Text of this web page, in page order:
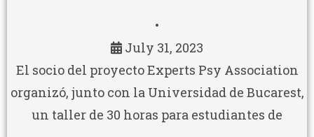
•
July 31, 2023
El socio del proyecto Experts Psy Association
organizó, junto con la Universidad de Bucarest,
un taller de 30 horas para estudiantes de